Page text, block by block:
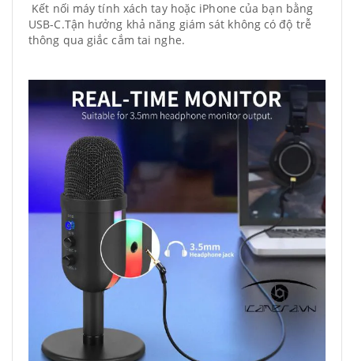
Kết nối máy tính xách tay hoặc iPhone của bạn bằng
USB-C.Tận hưởng khả năng giám sát không có độ trễ
thông qua giắc cắm tai nghe.